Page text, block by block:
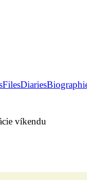
FilesDiaries
víkendu